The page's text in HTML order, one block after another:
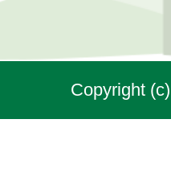
Copyright